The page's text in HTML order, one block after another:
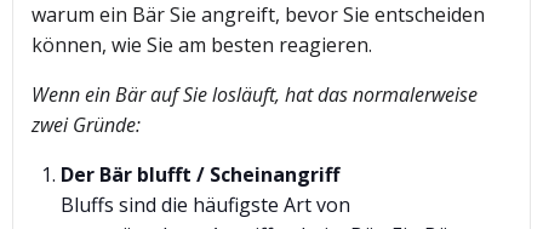
warum ein Bär Sie angreift, bevor Sie entscheiden
können, wie Sie am besten reagieren.
Wenn ein Bär auf Sie losläuft, hat das normalerweise
zwei Gründe:
Der Bär blufft / Scheinangriff
Bluffs sind die häufigste Art von